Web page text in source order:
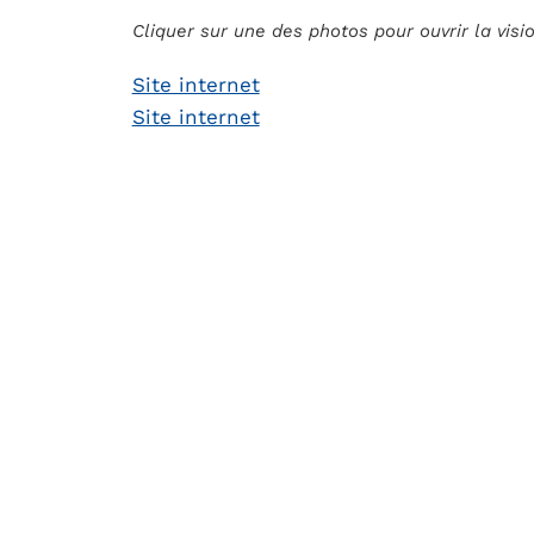
Cliquer sur une des photos pour ouvrir la
Site internet
Site internet